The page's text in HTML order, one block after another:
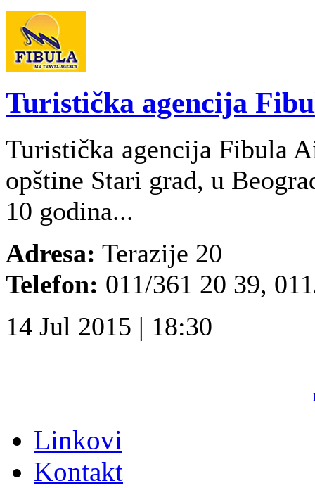
Turistička agencija
Turistička agencija Fibula
opštine Stari grad, u
10 godina...
Adresa: Terazije 20
Telefon: 011/361 20 39,
14 Jul 2015 | 18:30
Linkovi
Kontakt